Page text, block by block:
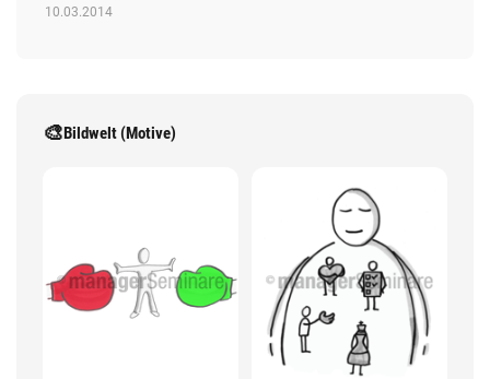
10.03.2014
🎨Bildwelt (Motive)